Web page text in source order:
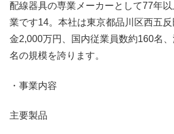
配線器具の専業メーカーとして77年
業です14。本社は東京都品川区西五
金2,000万円、国内従業員数約160名
名の規模を誇ります。
・事業内容
主要製品